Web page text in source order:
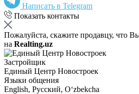
Написать в Telegram
Показать контакты
Пожалуйста, скажите продавцу, что
на Realting.uz
Застройщик
Единый Центр Новостроек
Языки общения
English, Русский, Oʻzbekcha